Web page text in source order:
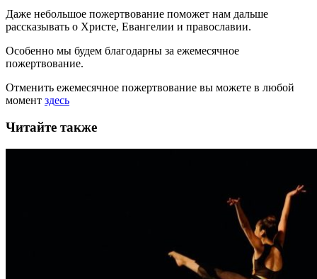
Даже небольшое пожертвование поможет нам дальше
рассказывать о Христе, Евангелии и православии.
Особенно мы будем благодарны за ежемесячное
пожертвование.
Отменить ежемесячное пожертвование вы можете в любой
момент здесь
Читайте также